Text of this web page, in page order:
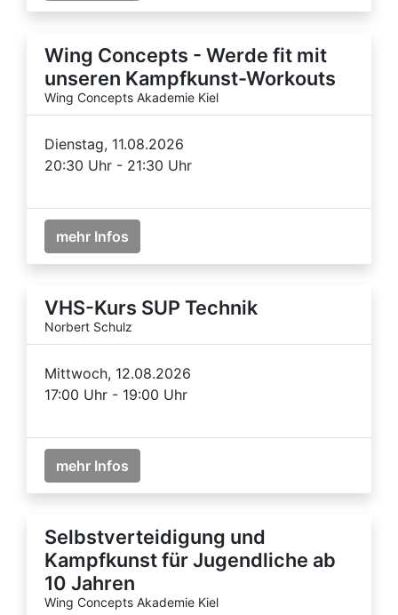
Wing Concepts - Werde fit mit
unseren Kampfkunst-Workouts
Wing Concepts Akademie Kiel
Dienstag, 11.08.2026
20:30 Uhr - 21:30 Uhr
mehr Infos
VHS-Kurs SUP Technik
Norbert Schulz
Mittwoch, 12.08.2026
17:00 Uhr - 19:00 Uhr
mehr Infos
Selbstverteidigung und
Kampfkunst für Jugendliche ab
10 Jahren
Wing Concepts Akademie Kiel